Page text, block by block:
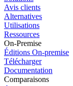
Avis clients
Alternatives
Utilisations
Ressources
On-Premise
Éditions On-premise
Télécharger
Documentation
Comparaisons